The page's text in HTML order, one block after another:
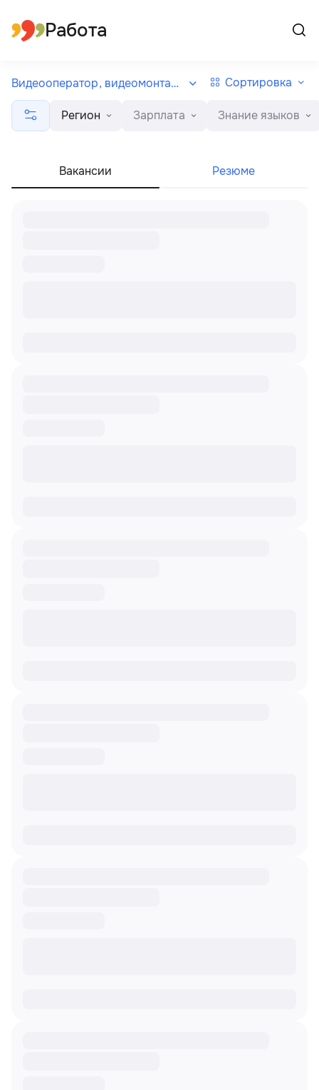
Работа
Вакансии Резюме
Регион Зарплата Знание языков
Видеооператор, видеомонтажер Сортировка